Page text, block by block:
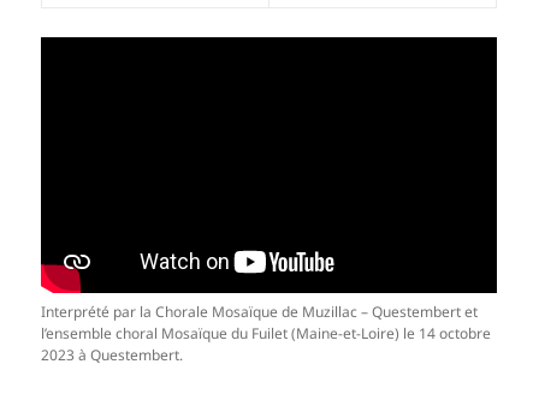
Interprété par la Chorale Mosaïque de Muzillac – Questembert et
l’ensemble choral Mosaïque du Fuilet (Maine-et-Loire) le 14 octobre
2023 à Questembert.